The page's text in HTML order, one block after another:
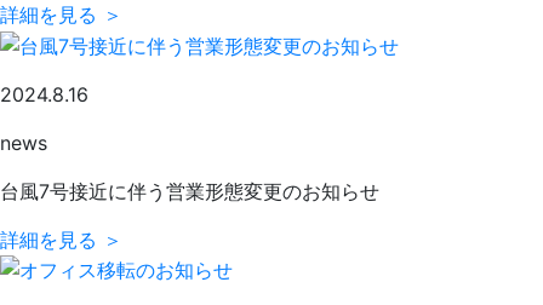
詳細を見る ＞
2024.8.16
news
台風7号接近に伴う営業形態変更のお知らせ
詳細を見る ＞